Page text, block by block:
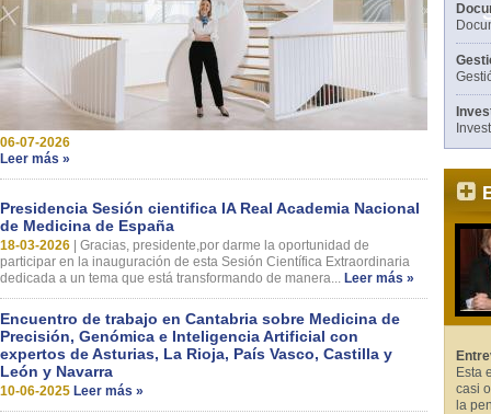
06-07-2026
Leer más »
Presidencia Sesión cientifica IA Real Academia Nacional
de Medicina de España
18-03-2026
Gracias, presidente,por darme la oportunidad de
participar en la inauguración de esta Sesión Científica Extraordinaria
dedicada a un tema que está transformando de manera... Leer más »
Encuentro de trabajo en Cantabria sobre Medicina de
Precisión, Genómica e Inteligencia Artificial con
expertos de Asturias, La Rioja, País Vasco, Castilla y
León y Navarra
10-06-2025 Leer más »
Esta
casi
la